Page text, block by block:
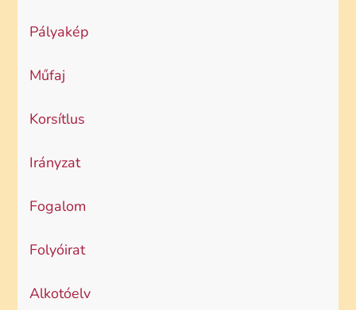
Pályakép
Műfaj
Korsítlus
Irányzat
Fogalom
Folyóirat
Alkotóelv